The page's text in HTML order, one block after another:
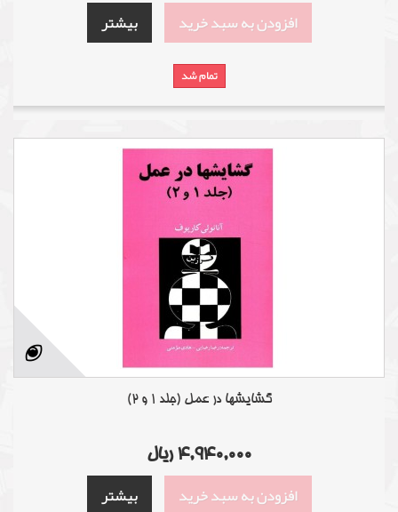
افزودن به سبد خرید بیشتر
تمام شد
گشایشها در عمل (جلد 1 و 2)
4,940,000 ریال
افزودن به سبد خرید بیشتر